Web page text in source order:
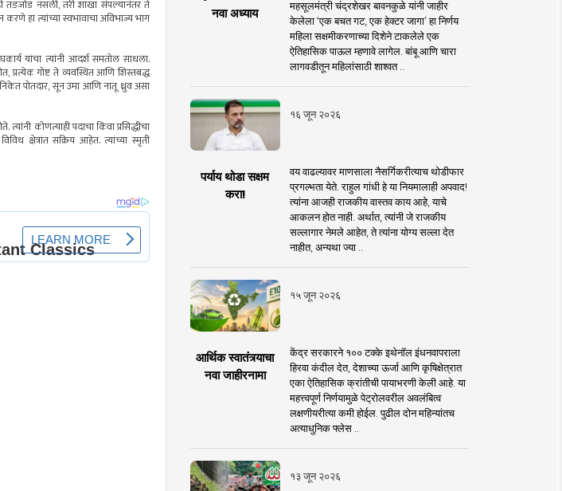
तडजोड नसली, तरी शाखा संपल्यानंतर ते
हा त्यांच्या स्वभावाचा अविभाज्य भाग
यांचा त्यांनी आदर्श समतोल साधला.
प्रत्येक गोष्ट ते व्यवस्थित आणि शिस्तबद्ध
पोतदार, सून उमा आणि नातू ध्रुव असा
कोणत्याही पदाचा किंवा प्रसिद्धीचा
क्षेत्रांत सक्रिय आहेत. त्यांच्या स्मृती
नवा अध्याय
महसूलमंत्री चंद्रशेखर बावनकुळे यांनी जाहीर
केलेला ‘एक बचत गट, एक हेक्टर जागा’ हा निर्णय
महिला सक्षमीकरणाच्या दिशेने टाकलेले एक
ऐतिहासिक पाऊल म्हणावे लागेल. बांबू आणि चारा
लागवडीतून महिलांसाठी शाश्वत ..
१६ जून २०२६
पर्याय थोडा सक्षम
करा!
वय वाढल्यावर माणसाला नैसर्गिकरीत्याच थोडीफार
प्रगल्भता येते. राहुल गांधी हे या नियमालाही अपवाद!
त्यांना आजही राजकीय वास्तव काय आहे, याचे
आकलन होत नाही. अर्थात, त्यांनी जे राजकीय
सल्लागार नेमले आहेत, ते त्यांना योग्य सल्ला देत
नाहीत, अन्यथा ज्या ..
१५ जून २०२६
आर्थिक स्वातंत्र्याचा
नवा जाहीरनामा
केंद्र सरकारने १०० टक्के इथेनॉल इंधनवापराला
हिरवा कंदील देत, देशाच्या ऊर्जा आणि कृषिक्षेत्रात
एका ऐतिहासिक क्रांतीची पायाभरणी केली आहे. या
महत्त्वपूर्ण निर्णयामुळे पेट्रोलवरील अवलंबित्व
लक्षणीयरीत्या कमी होईल. पुढील दोन महिन्यांतच
अत्याधुनिक फ्लेस ..
१३ जून २०२६